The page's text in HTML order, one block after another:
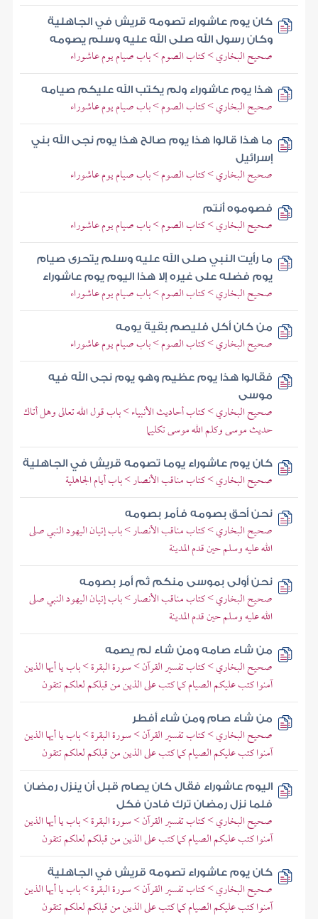
كان يوم عاشوراء تصومه قريش في الجاهلية
وكان رسول الله صلى الله عليه وسلم يصومه
صحيح البخاري > كتاب الصوم > باب صيام يوم عاشوراء
هذا يوم عاشوراء ولم يكتب الله عليكم صيامه
صحيح البخاري > كتاب الصوم > باب صيام يوم عاشوراء
ما هذا قالوا هذا يوم صالح هذا يوم نجى الله بني
إسرائيل
صحيح البخاري > كتاب الصوم > باب صيام يوم عاشوراء
فصوموه أنتم
صحيح البخاري > كتاب الصوم > باب صيام يوم عاشوراء
ما رأيت النبي صلى الله عليه وسلم يتحرى صيام
يوم فضله على غيره إلا هذا اليوم يوم عاشوراء
صحيح البخاري > كتاب الصوم > باب صيام يوم عاشوراء
من كان أكل فليصم بقية يومه
صحيح البخاري > كتاب الصوم > باب صيام يوم عاشوراء
فقالوا هذا يوم عظيم وهو يوم نجى الله فيه
موسى
صحيح البخاري > كتاب أحاديث الأنبياء > باب قول الله تعالى وهل أتاك
حديث موسى وكلم الله موسى تكليما
كان يوم عاشوراء يوما تصومه قريش في الجاهلية
صحيح البخاري > كتاب مناقب الأنصار > باب أيام الجاهلية
نحن أحق بصومه فأمر بصومه
صحيح البخاري > كتاب مناقب الأنصار > باب إتيان اليهود النبي صلى
الله عليه وسلم حين قدم المدينة
نحن أولى بموسى منكم ثم أمر بصومه
صحيح البخاري > كتاب مناقب الأنصار > باب إتيان اليهود النبي صلى
الله عليه وسلم حين قدم المدينة
من شاء صامه ومن شاء لم يصمه
صحيح البخاري > كتاب تفسير القرآن > سورة البقرة > باب يا أيها الذين
آمنوا كتب عليكم الصيام كما كتب على الذين من قبلكم لعلكم تتقون
من شاء صام ومن شاء أفطر
صحيح البخاري > كتاب تفسير القرآن > سورة البقرة > باب يا أيها الذين
آمنوا كتب عليكم الصيام كما كتب على الذين من قبلكم لعلكم تتقون
اليوم عاشوراء فقال كان يصام قبل أن ينزل رمضان
فلما نزل رمضان ترك فادن فكل
صحيح البخاري > كتاب تفسير القرآن > سورة البقرة > باب يا أيها الذين
آمنوا كتب عليكم الصيام كما كتب على الذين من قبلكم لعلكم تتقون
كان يوم عاشوراء تصومه قريش في الجاهلية
صحيح البخاري > كتاب تفسير القرآن > سورة البقرة > باب يا أيها الذين
آمنوا كتب عليكم الصيام كما كتب على الذين من قبلكم لعلكم تتقون